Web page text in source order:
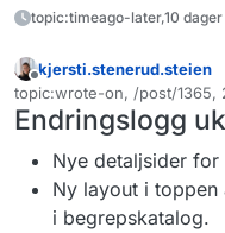
topic:timeago-later,10 dager
Frakoblet
kjersti.stenerud.steien
topic:wrote-on, /post/1365,
Sist endret av
Endringslogg
Nye detaljsider for
Ny layout i
i begrepskatalog.